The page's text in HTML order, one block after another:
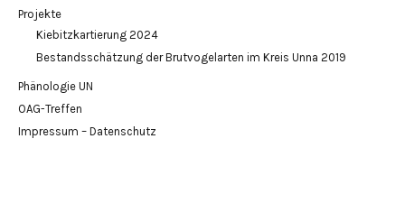
Projekte
Kiebitzkartierung 2024
Bestandsschätzung der Brutvogelarten im Kreis Unna 2019
Phänologie UN
OAG-Treffen
Impressum – Datenschutz